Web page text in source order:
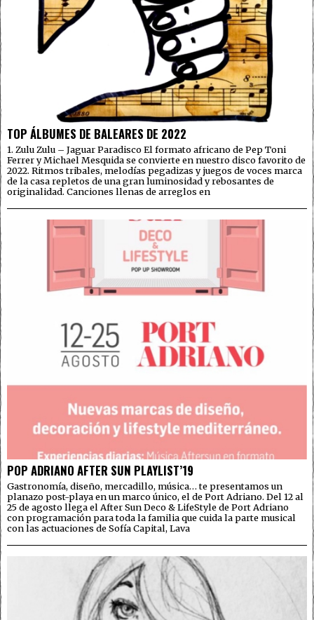
TOP ÁLBUMES DE BALEARES DE 2022
1. Zulu Zulu – Jaguar Paradisco El formato africano de Pep Toni
Ferrer y Michael Mesquida se convierte en nuestro disco favorito de
2022. Ritmos tribales, melodías pegadizas y juegos de voces marca
de la casa repletos de una gran luminosidad y rebosantes de
originalidad. Canciones llenas de arreglos en
POP ADRIANO AFTER SUN PLAYLIST’19
Gastronomía, diseño, mercadillo, música… te presentamos un
planazo post-playa en un marco único, el de Port Adriano. Del 12 al
25 de agosto llega el After Sun Deco & LifeStyle de Port Adriano
con programación para toda la familia que cuida la parte musical
con las actuaciones de Sofía Capital, Lava